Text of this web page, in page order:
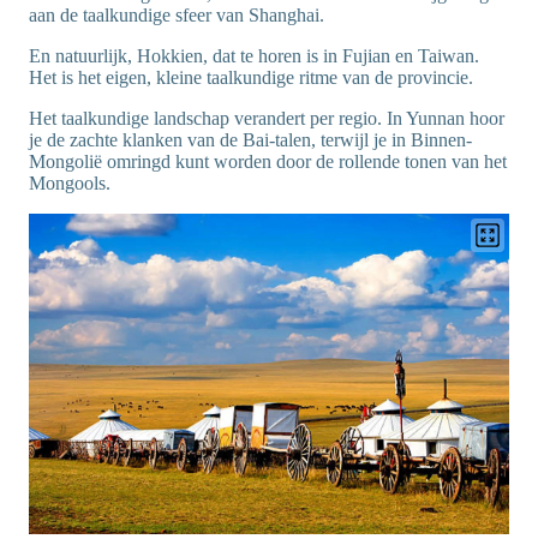
aan de taalkundige sfeer van Shanghai.
En natuurlijk, Hokkien, dat te horen is in Fujian en Taiwan.
Het is het eigen, kleine taalkundige ritme van de provincie.
Het taalkundige landschap verandert per regio. In Yunnan hoor
je de zachte klanken van de Bai-talen, terwijl je in Binnen-
Mongolië omringd kunt worden door de rollende tonen van het
Mongools.